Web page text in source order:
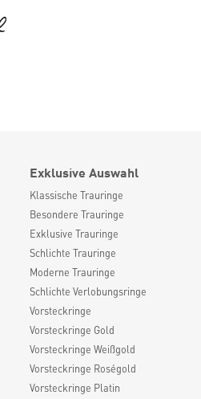
Exklusive Auswahl
Klassische Trauringe
Besondere Trauringe
Exklusive Trauringe
Schlichte Trauringe
Moderne Trauringe
Schlichte Verlobungsringe
Vorsteckringe
Vorsteckringe Gold
Vorsteckringe Weißgold
Vorsteckringe Roségold
Vorsteckringe Platin